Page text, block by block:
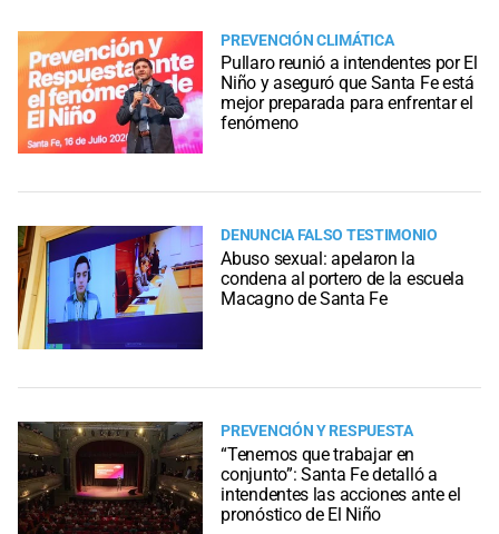
PREVENCIÓN CLIMÁTICA
Pullaro reunió a intendentes por El
Niño y aseguró que Santa Fe está
mejor preparada para enfrentar el
fenómeno
DENUNCIA FALSO TESTIMONIO
Abuso sexual: apelaron la
condena al portero de la escuela
Macagno de Santa Fe
PREVENCIÓN Y RESPUESTA
“Tenemos que trabajar en
conjunto”: Santa Fe detalló a
intendentes las acciones ante el
pronóstico de El Niño